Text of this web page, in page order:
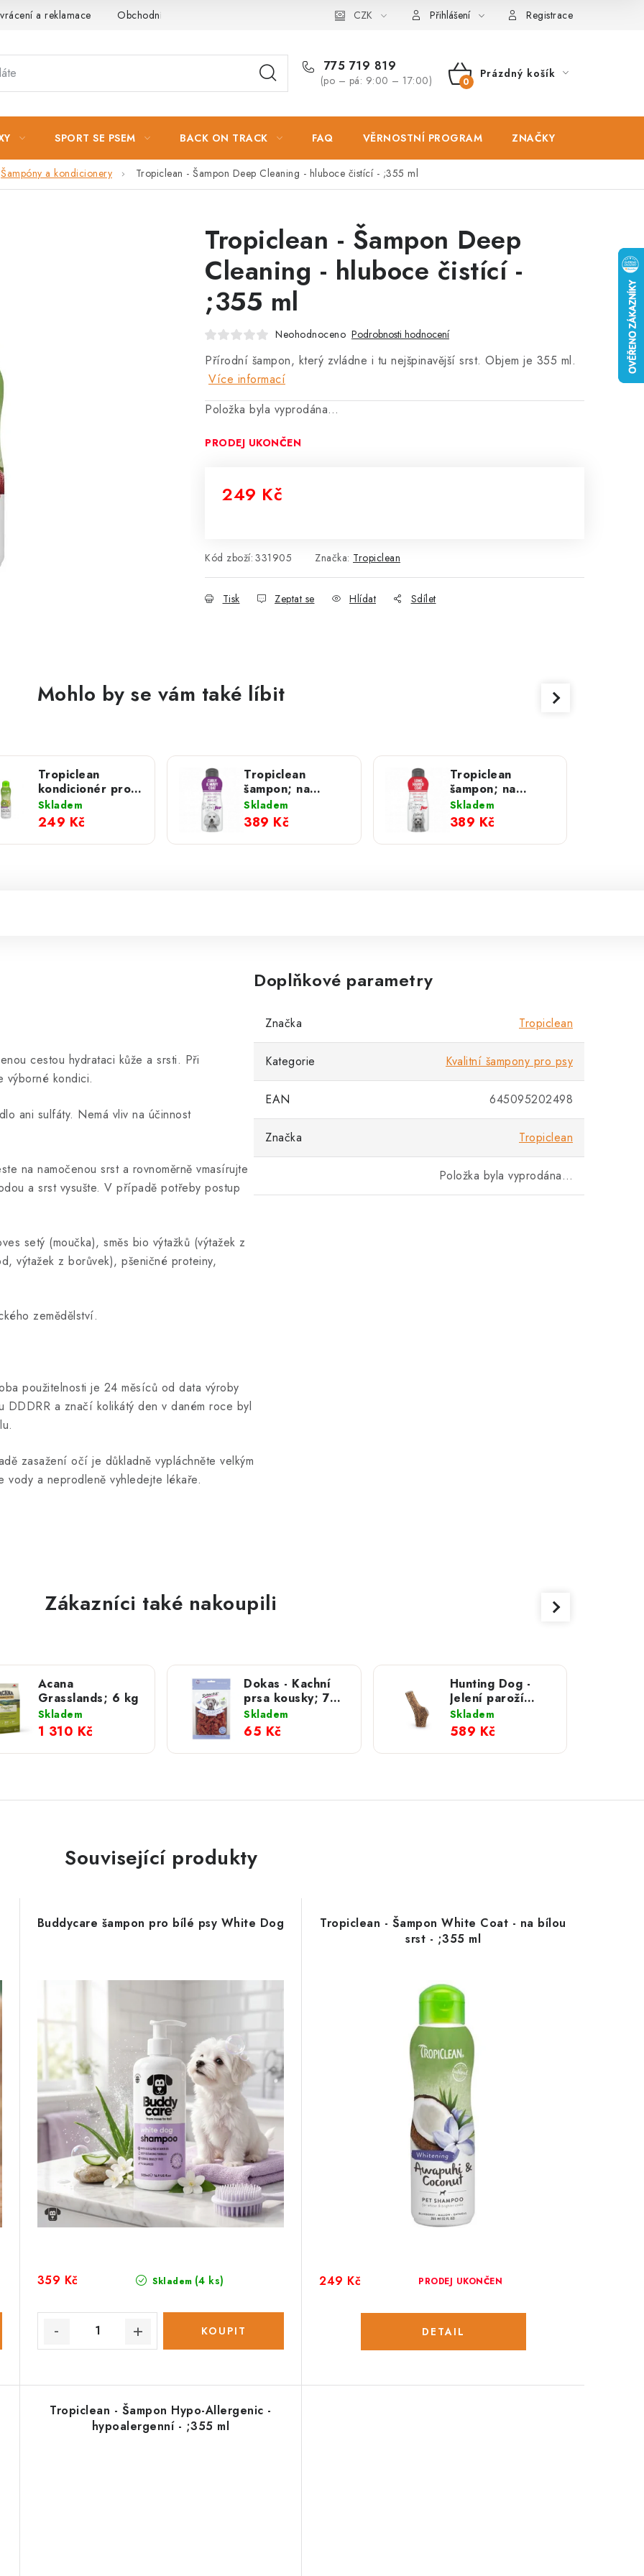
a reklamace Obchodní podmínky Podmínky ochrany osobních údajů Zásady použivání souboru cookies
CZK Přihlášení Registrace
775 719 819
(po – pá: 9:00 – 17:00)
NÁKUPNÍ
Prázdný košík
SPORT SE PSEM BACK ON TRACK FAQ VĚRNOSTNÍ PROGRAM ZNAČKY
Šampóny a kondicionery Tropiclean - Šampon Deep Cleaning - hluboce čistící - ;355 ml
Tropiclean - Šampon Deep
Cleaning - hluboce čistící -
;355 ml
Neohodnoceno Podrobnosti hodnocení
Přírodní šampon, který zvládne i tu nejšpinavější srst. Objem je 355 ml.
Více informací
Položka byla vyprodána…
PRODEJ UKONČEN
249 Kč
Kód zboží: 331905 Značka: Tropiclean
Tisk Zeptat se Hlídat Sdílet
Mohlo by se vám také líbit
Tropiclean
kondicionér pro
psy kiwi a
kakaové máslo
355 ml
Skladem
249 Kč
Tropiclean
šampon; na
vlnitou srst 473
ml
Skladem
389 Kč
Tropiclean
šampon; na
dlouhou srst pro
psy 473 ml
Skladem
389 Kč
cestou hydrataci kůže a srsti. Při
výborné kondici.
ani sulfáty. Nemá vliv na účinnost
na namočenou srst a rovnoměrně vmasírujte
a srst vysušte. V případě potřeby postup
setý (moučka), směs bio výtažků (výtažek z
výtažek z borůvek), pšeničné proteiny,
zemědělství.
použitelnosti je 24 měsíců od data výroby
DDDRR a značí kolikátý den v daném roce byl
zasažení očí je důkladně vypláchněte velkým
a neprodleně vyhledejte lékaře.
Doplňkové parametry
Značka Tropiclean
Kategorie Kvalitní šampony pro psy
EAN 645095202498
Značka Tropiclean
Položka byla vyprodána…
Zákazníci také nakoupili
Acana
Grasslands; 6 kg
Skladem
1 310 Kč
Dokas - Kachní
prsa kousky; 70
g
Skladem
65 Kč
Hunting Dog -
Jelení paroží
plné; XL
Skladem
589 Kč
Související produkty
Buddycare šampon pro bílé psy White Dog
Skladem (4 ks)
359 Kč
Tropiclean - Šampon White Coat - na bílou
srst - ;355 ml
PRODEJ UKONČEN
249 Kč
Tropiclean - Šampon Hypo-Allergenic -
hypoalergenní - ;355 ml